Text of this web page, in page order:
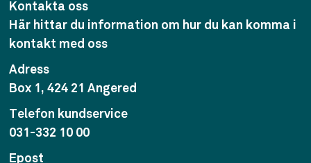
Kontakta oss
Här hittar du information om hur du kan komma i
kontakt med oss
Adress
Box 1, 424 21 Angered
Telefon kundservice
031-332 10 00
Epost